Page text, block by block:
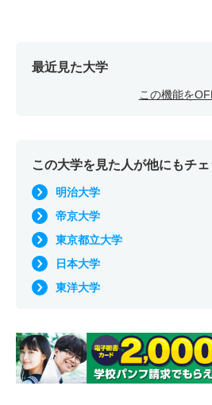
最近見た大学
この機能を
この大学を見た人が他にもチ
明治大学
帝京大学
東京都立大学
日本大学
東洋大学